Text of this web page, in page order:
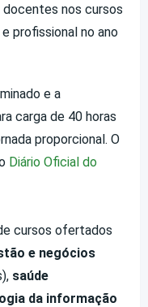
nos cursos
profissional no ano
e a
carga de 40 horas
proporcional. O
Diário Oficial do
cursos ofertados
e negócios
saúde
da informação